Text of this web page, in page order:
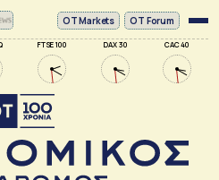
FTSE 100 DAX 30 CAC 40
ΟΤ Markets OT Forum